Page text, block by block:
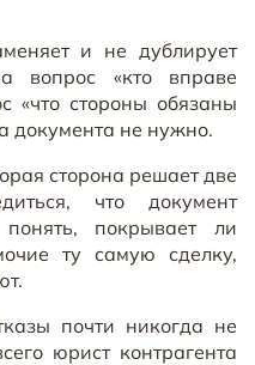
и не дублирует
вопрос «кто вправе
«что стороны обязаны
документа не нужно.
сторона решает две
что документ
покрывает ли
ту самую сделку,
почти никогда не
юрист контрагента